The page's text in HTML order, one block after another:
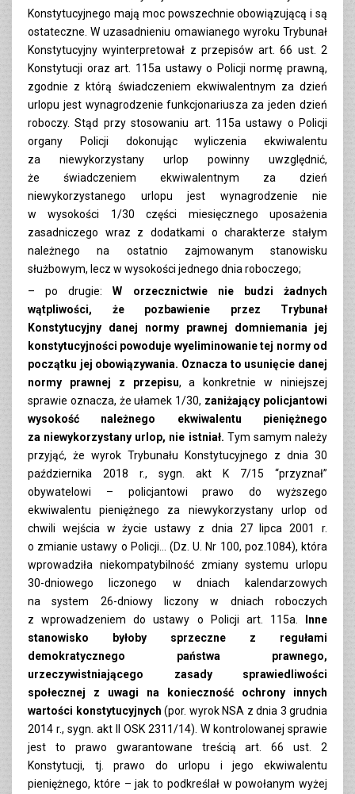
Konstytucyjnego mają moc powszechnie obowiązującą i są
ostateczne. W uzasadnieniu omawianego wyroku Trybunał
Konstytucyjny wyinterpretował z przepisów art. 66 ust. 2
Konstytucji oraz art. 115a ustawy o Policji normę prawną,
zgodnie z którą świadczeniem ekwiwalentnym za dzień
urlopu jest wynagrodzenie funkcjonariusza za jeden dzień
roboczy. Stąd przy stosowaniu art. 115a ustawy o Policji
organy Policji dokonując wyliczenia ekwiwalentu
za niewykorzystany urlop powinny uwzględnić,
że świadczeniem ekwiwalentnym za dzień
niewykorzystanego urlopu jest wynagrodzenie nie
w wysokości 1/30 części miesięcznego uposażenia
zasadniczego wraz z dodatkami o charakterze stałym
należnego na ostatnio zajmowanym stanowisku
służbowym, lecz w wysokości jednego dnia roboczego;
– po drugie: W orzecznictwie nie budzi żadnych
wątpliwości, że pozbawienie przez Trybunał
Konstytucyjny danej normy prawnej domniemania jej
konstytucyjności powoduje wyeliminowanie tej normy od
początku jej obowiązywania. Oznacza to usunięcie danej
normy prawnej z przepisu, a konkretnie w niniejszej
sprawie oznacza, że ułamek 1/30, zaniżający policjantowi
wysokość należnego ekwiwalentu pieniężnego
za niewykorzystany urlop, nie istniał. Tym samym należy
przyjąć, że wyrok Trybunału Konstytucyjnego z dnia 30
października 2018 r., sygn. akt K 7/15 “przyznał”
obywatelowi – policjantowi prawo do wyższego
ekwiwalentu pieniężnego za niewykorzystany urlop od
chwili wejścia w życie ustawy z dnia 27 lipca 2001 r.
o zmianie ustawy o Policji… (Dz. U. Nr 100, poz.1084), która
wprowadziła niekompatybilność zmiany systemu urlopu
30-dniowego liczonego w dniach kalendarzowych
na system 26-dniowy liczony w dniach roboczych
z wprowadzeniem do ustawy o Policji art. 115a.
Inne
stanowisko byłoby sprzeczne z regułami
demokratycznego państwa prawnego,
urzeczywistniającego zasady sprawiedliwości
społecznej z uwagi na konieczność ochrony innych
wartości konstytucyjnych (por. wyrok NSA z dnia 3 grudnia
2014 r., sygn. akt II OSK 2311/14). W kontrolowanej sprawie
jest to prawo gwarantowane treścią art. 66 ust. 2
Konstytucji, tj. prawo do urlopu i jego ekwiwalentu
pieniężnego, które – jak to podkreślał w powołanym wyżej